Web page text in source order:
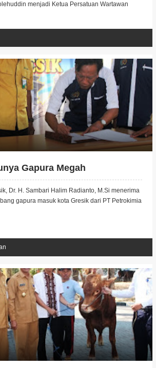
menjadi Ketua Persatuan Wartawan
Gapura Megah
Dr. H. Sambari Halim Radianto, M.Si menerima
gapura masuk kota Gresik dari PT Petrokimia